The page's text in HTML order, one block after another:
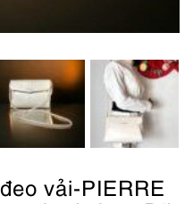
vải-PIERRE